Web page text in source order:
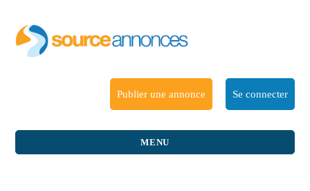
Publier une annonce Se connecter
MENU